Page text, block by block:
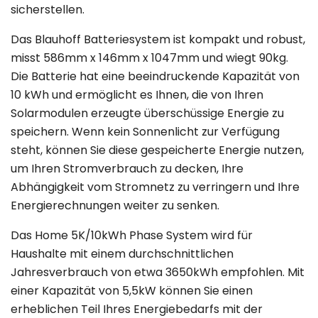
sicherstellen.
Das Blauhoff Batteriesystem ist kompakt und robust,
misst 586mm x 146mm x 1047mm und wiegt 90kg.
Die Batterie hat eine beeindruckende Kapazität von
10 kWh und ermöglicht es Ihnen, die von Ihren
Solarmodulen erzeugte überschüssige Energie zu
speichern. Wenn kein Sonnenlicht zur Verfügung
steht, können Sie diese gespeicherte Energie nutzen,
um Ihren Stromverbrauch zu decken, Ihre
Abhängigkeit vom Stromnetz zu verringern und Ihre
Energierechnungen weiter zu senken.
Das Home 5K/10kWh Phase System wird für
Haushalte mit einem durchschnittlichen
Jahresverbrauch von etwa 3650kWh empfohlen. Mit
einer Kapazität von 5,5kW können Sie einen
erheblichen Teil Ihres Energiebedarfs mit der